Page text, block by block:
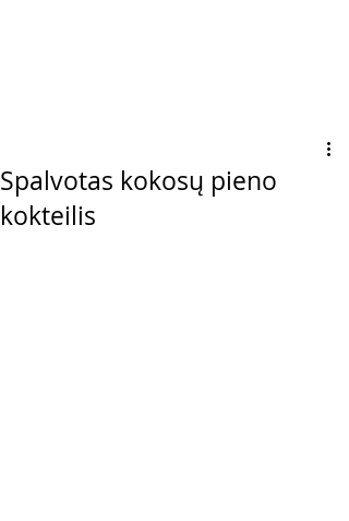
Spalvotas kokosų pieno
kokteilis